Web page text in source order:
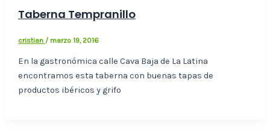
Taberna Tempranillo
cristian / marzo 19, 2016
En la gastronómica calle Cava Baja de La Latina
encontramos esta taberna con buenas tapas de
productos ibéricos y grifo